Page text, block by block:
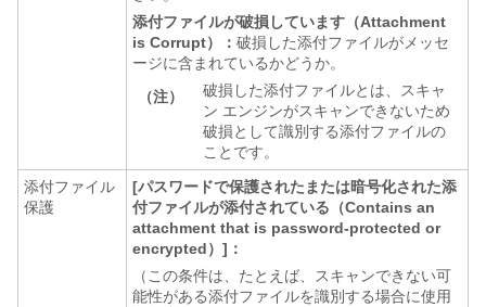
添付ファイルが破損しています（Attachment
is Corrupt）： 破損した添付ファイルがメッセ
ージに含まれているかどうか。
（注）
破損した添付ファイルとは、スキャ
ン エンジンがスキャンできないため
破損として識別する添付ファイルの
ことです。
添付ファイル
保護
[パスワードで保護されたまたは暗号化された添
付ファイルが添付されている（Contains an
attachment that is password-protected or
encrypted）]：
（この条件は、たとえば、スキャンできない可
能性がある添付ファイルを識別する場合に使用